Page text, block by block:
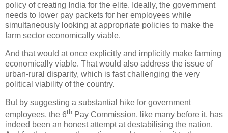
policy of creating India for the elite. Ideally, the government
needs to lower pay packets for her employees while
simultaneously looking at appropriate policies to make the
farm sector economically viable.
And that would at once explicitly and implicitly make farming
economically viable. That would also address the issue of
urban-rural disparity, which is fast challenging the very
political viability of the country.
But by suggesting a substantial hike for government
employees, the 6th Pay Commission, like many before it, has
indeed been an honest attempt at destabilising the nation.